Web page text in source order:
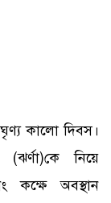
ঘৃণ্য কালো দিবস।
নিয়ে
কক্ষে অবস্থান